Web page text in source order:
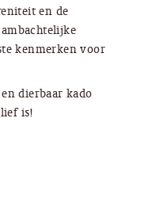
en de
kenmerken voor
dierbaar kado
is!